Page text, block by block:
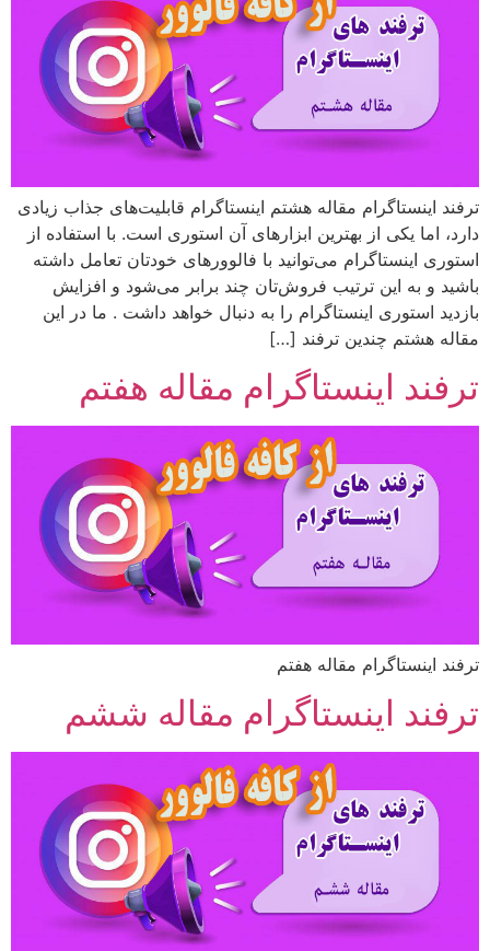
ترفند اینستاگرام مقاله هشتم اینستاگرام قابلیت‌های جذاب زیادی
دارد، اما یکی از بهترین ابزارهای آن استوری است. با استفاده از
استوری اینستاگرام می‌توانید با فالوورهای خودتان تعامل داشته
باشید و به این ترتیب فروش‌تان چند برابر می‌شود و افزایش
بازدید استوری اینستاگرام را به دنبال خواهد داشت . ما در این
مقاله هشتم چندین ترفند […]
ترفند اینستاگرام مقاله هفتم
ترفند اینستاگرام مقاله هفتم
ترفند اینستاگرام مقاله ششم